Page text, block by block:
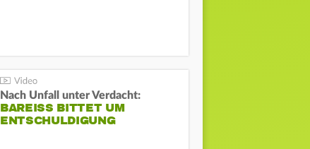
Nach Unfall unter Verdacht:
BAREISS BITTET UM E
NTSCHULDIGUNG